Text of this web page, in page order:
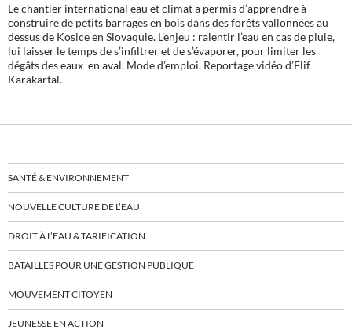
Le chantier international eau et climat a permis d’apprendre à
construire de petits barrages en bois dans des forêts vallonnées au
dessus de Kosice en Slovaquie. L’enjeu : ralentir l’eau en cas de pluie,
lui laisser le temps de s’infiltrer et de s’évaporer, pour limiter les
dégâts des eaux en aval. Mode d’emploi. Reportage vidéo d’Elif
Karakartal.
SANTÉ & ENVIRONNEMENT
NOUVELLE CULTURE DE L’EAU
DROIT À L’EAU & TARIFICATION
BATAILLES POUR UNE GESTION PUBLIQUE
MOUVEMENT CITOYEN
JEUNESSE EN ACTION